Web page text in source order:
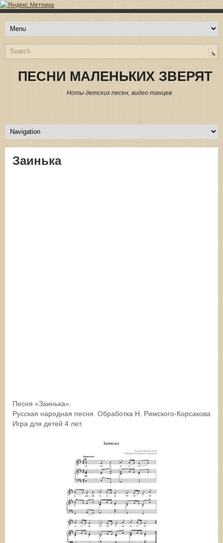
ПЕСНИ МАЛЕНЬКИХ ЗВЕРЯТ
Ноты детских песен, видео танцев
Заинька
Песня «Заинька».
Русская народная песня. Обработка Н. Римского-Корсакова
Игра для детей 4 лет.